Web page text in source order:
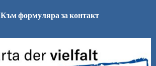
Към формуляра за контакт